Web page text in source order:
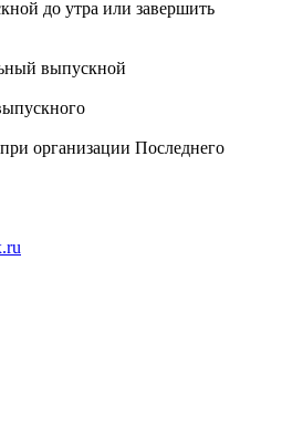
до утра или завершить
выпускной
организации Последнего